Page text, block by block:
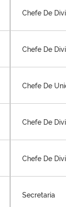
Chefe De
Chefe De
Chefe De
Chefe De
Chefe De
Secretaria